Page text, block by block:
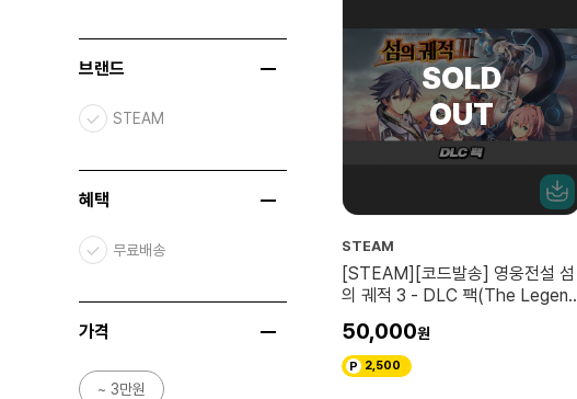
브랜드
STEAM
혜택
무료배송
가격
~ 3만원
STEAM
[STEAM][코드발송] 영웅전설 섬
의 궤적 3 - DLC 팩(The Legend
DLC Pack)
50,000
2,500